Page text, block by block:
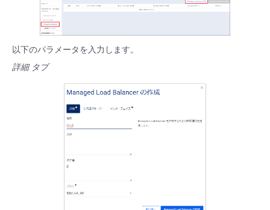
- Flexible InterConnect
- Flexible Remote Access
以下のパラメータを入力します。
詳細 タブ